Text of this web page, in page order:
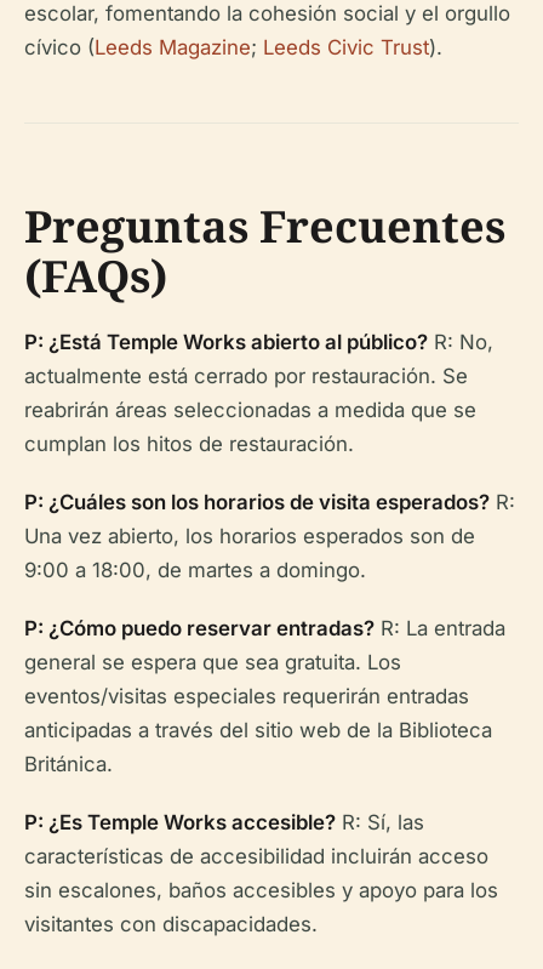
escolar, fomentando la cohesión social y el orgullo
cívico (Leeds Magazine; Leeds Civic Trust).
Preguntas Frecuentes
(FAQs)
P: ¿Está Temple Works abierto al público? R: No,
actualmente está cerrado por restauración. Se
reabrirán áreas seleccionadas a medida que se
cumplan los hitos de restauración.
P: ¿Cuáles son los horarios de visita esperados? R:
Una vez abierto, los horarios esperados son de
9:00 a 18:00, de martes a domingo.
P: ¿Cómo puedo reservar entradas? R: La entrada
general se espera que sea gratuita. Los
eventos/visitas especiales requerirán entradas
anticipadas a través del sitio web de la Biblioteca
Británica.
P: ¿Es Temple Works accesible? R: Sí, las
características de accesibilidad incluirán acceso
sin escalones, baños accesibles y apoyo para los
visitantes con discapacidades.